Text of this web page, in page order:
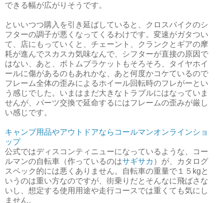
できる幅が広がりそうです。
といいつつ購入を引き延ばしていると、クロスバイクのシ
フターの調子が悪くなってくるわけです。変速がガタつい
て、店にもっていくと、チェーント、クランクとギアの摩
耗が進んでスカスカ気味なんで、シフターが直接の原因で
はない、あと、ボトムブラケットもそろそろ、タイヤホイ
ールに傷があるのもあれかな、あと何度かコケているので
フレーム全体の歪みによるホイール回転時のフレがーとい
う感じでした。いまはまだ大きなトラブルにはなっていま
せんが、パーツ交換で延命するにはフレームの歪みが厳し
い感じです。
キャンプ用品やアウトドアならコールマンオンラインショ
ップ
公式ではディスコンティニューになっているような、コー
ルマンの自転車（作っているのはサギサカ ）が、カタログ
スペック的には悪くありません。自転車の重量で１５kgと
いうのは重い方なのですが、街乗りだとそんなに飛ばさな
いし、想定する使用用途や走行コースでは重くても気にし
ません。